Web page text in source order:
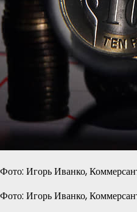
Фото: Игорь Иванко,
Фото: Игорь Иванко,